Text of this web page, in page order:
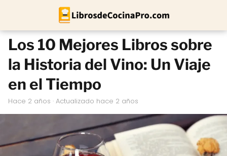
Los 10 Mejores Libros sobre
la Historia del Vino: Un Viaje
en el Tiempo
hace 2 años · Actualizado hace 2 años